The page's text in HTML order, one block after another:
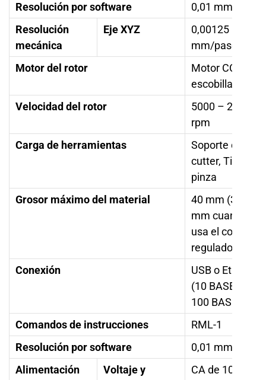
Resolución por software
0,01 mm/paso
Resolución
mecánica
Eje XYZ
0,00125
mm/paso
Motor del rotor
Motor CC sin
escobillas
Velocidad del rotor
5000 – 20000
rpm
Carga de herramientas
Soporte del
cutter, Tipo de
pinza
Grosor máximo del material
40 mm (38
mm cuando se
usa el cono
regulador)
Conexión
USB o Ethernet
(10 BASE-T/
100 BASE-TX)
Comandos de instrucciones
RML-1
Resolución por software
0,01 mm/paso
Alimentación
Voltaje y
CA de 100 a